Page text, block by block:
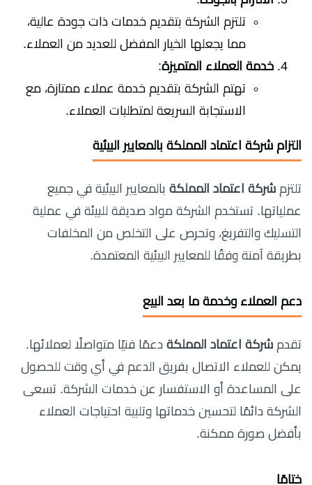
تلتزم الشركة بتقديم خدمات ذات جودة عالية،
مما يجعلها الخيار المفضل للعديد من العملاء.
خدمة العملاء المتميزة:
تهتم الشركة بتقديم خدمة عملاء ممتازة، مع
الاستجابة السريعة لمتطلبات العملاء.
التزام شركة اعتماد المملكة بالمعايير البيئية
تلتزم شركة اعتماد المملكة بالمعايير البيئية في جميع
عملياتها. تستخدم الشركة مواد صديقة للبيئة في عملية
التسليك والتفريغ، وتحرص على التخلص من المخلفات
بطريقة آمنة وفقًا للمعايير البيئية المعتمدة.
دعم العملاء وخدمة ما بعد البيع
تقدم شركة اعتماد المملكة دعمًا فنيًا متواصلًا لعملائها.
يمكن للعملاء الاتصال بفريق الدعم في أي وقت للحصول
على المساعدة أو الاستفسار عن خدمات الشركة. تسعى
الشركة دائمًا لتحسين خدماتها وتلبية احتياجات العملاء
بأفضل صورة ممكنة.
ختامًا